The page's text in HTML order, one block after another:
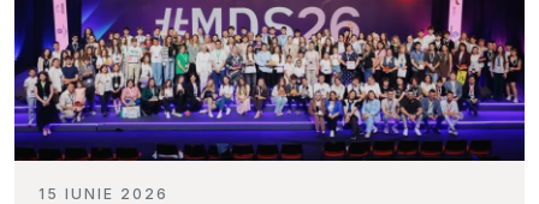
15 IUNIE 2026